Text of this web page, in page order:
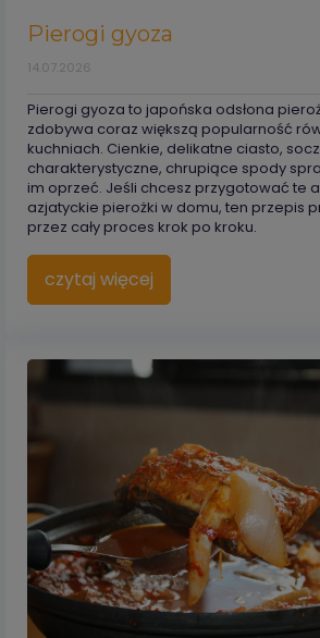
Pierogi gyoza
14.07.2026
Pierogi gyoza to japońska odsłona
zdobywa coraz większą popularność
kuchniach. Cienkie, delikatne ciasto,
charakterystyczne, chrupiące spody
im oprzeć. Jeśli chcesz przygotować te
azjatyckie pierożki w domu, ten przepis
przez cały proces krok po kroku.
czytaj więcej